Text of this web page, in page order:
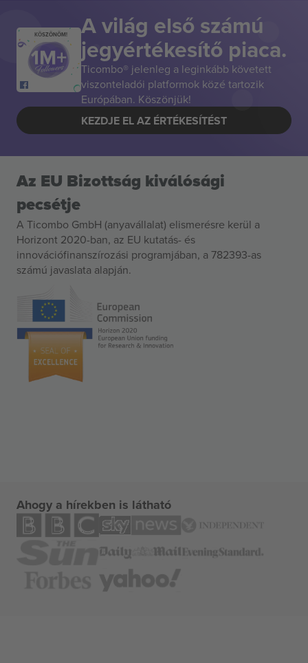
KÖSZÖNÖM! A világ első számú
jegyértékesítő piaca.
Ticombo® jelenleg a leginkább követett
viszonteladói platformok közé tartozik
Európában. Köszönjük!
KEZDJE EL AZ ÉRTÉKESÍTÉST
Az EU Bizottság kiválósági
pecsétje
A Ticombo GmbH (anyavállalat) elismerésre kerül a
Horizont 2020-ban, az EU kutatás- és
innovációfinanszírozási programjában, a 782393-as
számú javaslata alapján.
Ahogy a hírekben is látható